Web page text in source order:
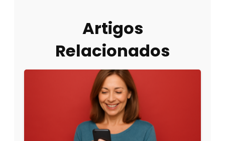
Artigos
Relacionados